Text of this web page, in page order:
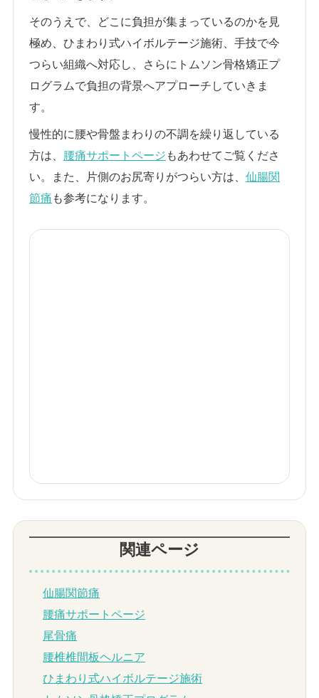
そのうえで、どこに負担が集まっているのかを見
極め、ひまわり式ハイボルテージ施術、手技で今
つらい組織へ対応し、さらにトムソン骨格矯正プ
ログラムで負担の背景へアプローチしていきま
す。
慢性的に腰や骨盤まわりの不調を繰り返している
方は、 腰痛サポートページ もあわせてご覧くださ
い。また、片側のお尻寄りがつらい方は、 仙腸関
節痛 も参考になります。
関連ページ
仙腸関節痛
腰痛サポートページ
尾骨痛
腰椎椎間板ヘルニア
ひまわり式ハイボルテージ施術